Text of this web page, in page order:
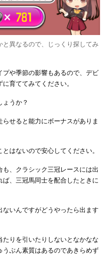
と異なるので、じっくり探してみ
プや季節の影響もあるので、デビ
育ててみてください。
ょうか？
せると能力にボーナスがありま
はないので安心してください。
、クラシック三冠レースには出
、三冠馬同士を配合したときに
いんですがどうやったら出ます
りを引いたりしないとなかなな
ぶん素質はあるのであきらめず